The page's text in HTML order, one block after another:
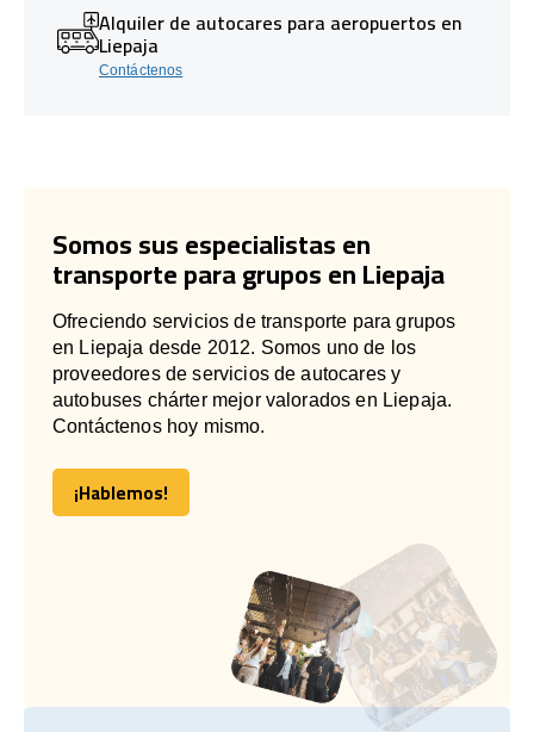
Alquiler de autocares para aeropuertos en
Liepaja
Contáctenos
Somos sus especialistas en
transporte para grupos en Liepaja
Ofreciendo servicios de transporte para grupos
en Liepaja desde 2012. Somos uno de los
proveedores de servicios de autocares y
autobuses chárter mejor valorados en Liepaja.
Contáctenos hoy mismo.
¡Hablemos!
¡Hablemos!